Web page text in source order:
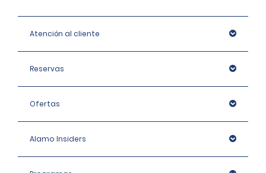
Atención al cliente
Reservas
Ofertas
Alamo Insiders